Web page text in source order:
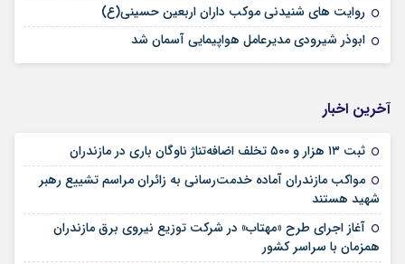
روایت های شنیدنی موکب داران اربعین حسینی(ع)
ابوذر شیرودی مدیرعامل هواپیمایی آسمان شد
آخرین اخبار
ثبت ۱۳ هزار و ۵۰۰ تخلف اضافه‌تناژ ناوگان باری در مازندران
مواکب مازندران آماده خدمت‌رسانی به زائران مراسم تشییع رهبر
شهید هستند
آغاز اجرای طرح «مهتاب» در شرکت توزیع نیروی برق مازندران
همزمان با سراسر کشور